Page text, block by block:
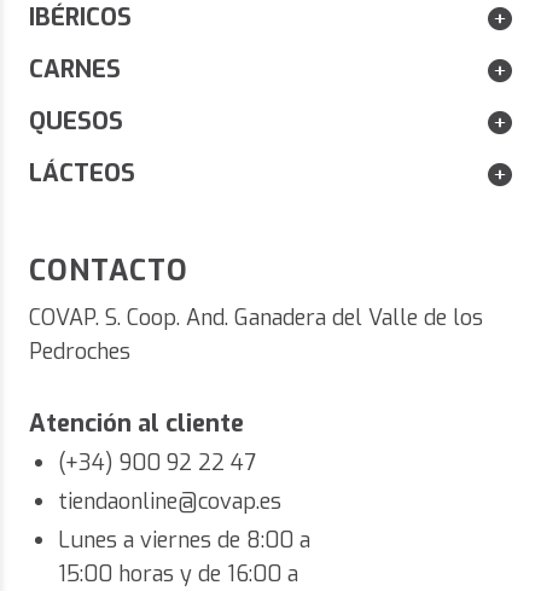
IBÉRICOS
CARNES
QUESOS
LÁCTEOS
CONTACTO
COVAP. S. Coop. And. Ganadera del Valle de los
Pedroches
Atención al cliente
(+34) 900 92 22 47
tiendaonline@covap.es
Lunes a viernes de 8:00 a
15:00 horas y de 16:00 a